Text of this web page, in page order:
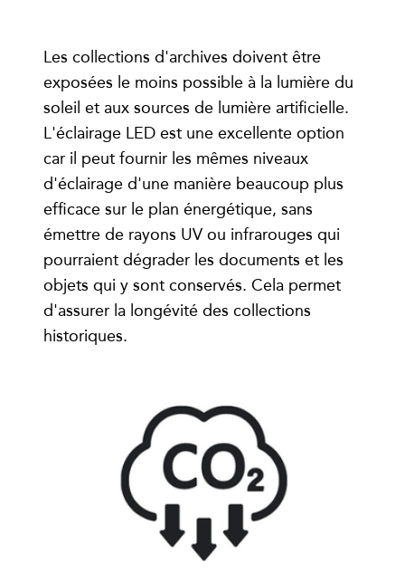
Les collections d'archives doivent être
exposées le moins possible à la lumière du
soleil et aux sources de lumière artificielle.
L'éclairage LED est une excellente option
car il peut fournir les mêmes niveaux
d'éclairage d'une manière beaucoup plus
efficace sur le plan énergétique, sans
émettre de rayons UV ou infrarouges qui
pourraient dégrader les documents et les
objets qui y sont conservés. Cela permet
d'assurer la longévité des collections
historiques.